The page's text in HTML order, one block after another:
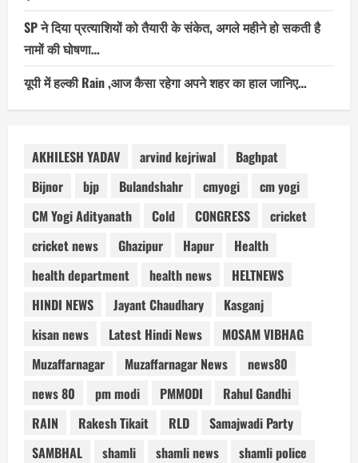
SP ने दिया प्रत्याशियों को तैयारी के संकेत, अगले महीने हो सकती है
नामों की घोषणा…
यूपी में हल्की Rain ,आज कैसा रहेगा अपने शहर का हाल जानिए…
AKHILESH YADAV arvind kejriwal
Baghpat
Bijnor
bjp Bulandshahr cmyogi
cm yogi
CM Yogi Adityanath
Cold CONGRESS
cricket
cricket news
Ghazipur Hapur
Health
health department
health news
HELTNEWS
HINDI NEWS
Jayant Chaudhary
Kasganj
kisan news
Latest Hindi News
MOSAM VIBHAG
Muzaffarnagar
Muzaffarnagar News
news80
news 80
pm modi PMMODI
Rahul Gandhi
RAIN
Rakesh Tikait RLD
Samajwadi Party
SAMBHAL
shamli shamli news
shamli police